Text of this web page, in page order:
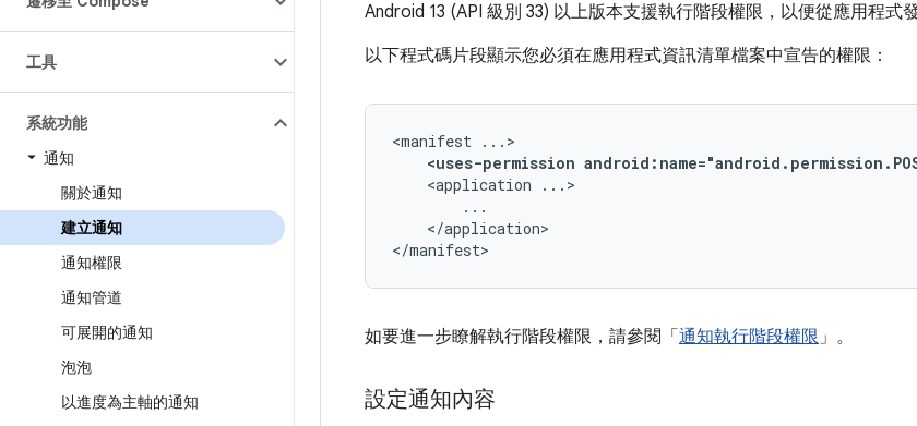
工具
系統功能
通知
關於通知
建立通知
通知權限
通知管道
可展開的通知
泡泡
以進度為主軸的通知
Android 13 (API 級別 33) 以上版本支援執行階段權限，以便從應用程式
以下程式碼片段顯示您必須在應用程式資訊清單檔案中宣告的權限：
<manifest
<uses-permission
<application
</application>
</manifest>
如要進一步瞭解執行階段權限，請參閱「通知執行階段權限 」。
設定通知內容